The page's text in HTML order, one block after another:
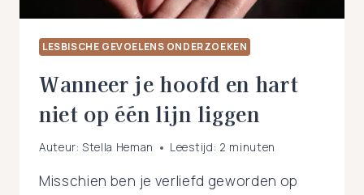
LESBISCHE GEVOELENS ONDERZOEKEN
Wanneer je hoofd en hart
niet op één lijn liggen
Auteur: Stella Heman Leestijd: 2 minuten
Misschien ben je verliefd geworden op